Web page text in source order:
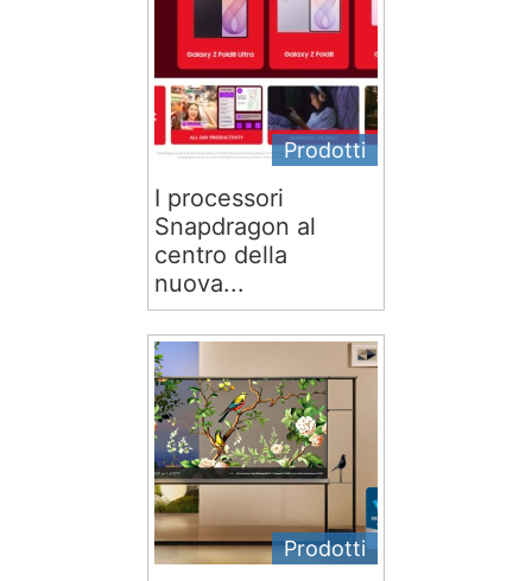
Prodotti
I processori
Snapdragon al
centro della
nuova...
Prodotti